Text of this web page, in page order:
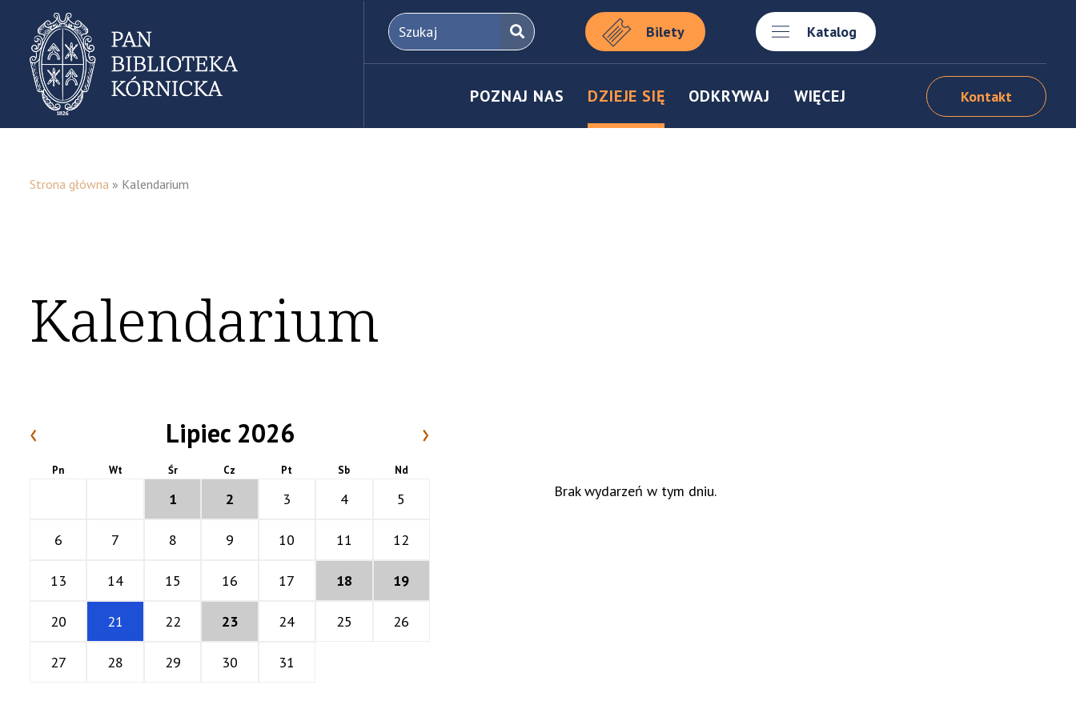
Bilety Katalog
POZNAJ NAS DZIEJE SIĘ ODKRYWAJ WIĘCEJ Kontakt
Strona główna » Kalendarium
Kalendarium
‹ Lipiec 2026 ›
Pn Wt Śr Cz Pt Sb Nd
1 2 3 4 5
6 7 8 9 10 11 12
13 14 15 16 17 18 19
20 21 22 23 24 25 26
27 28 29 30 31
Brak wydarzeń w tym dniu.